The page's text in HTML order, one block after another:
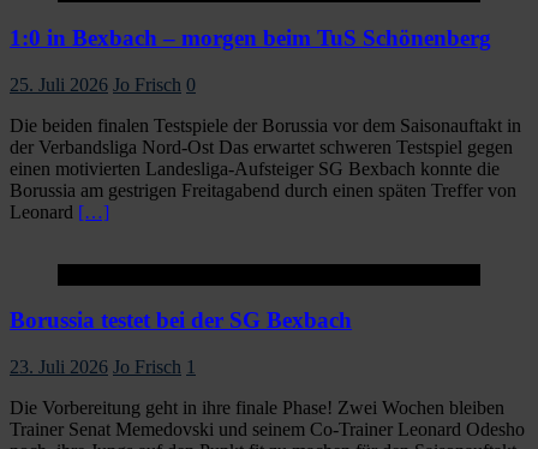
1:0 in Bexbach – morgen beim TuS Schönenberg
25. Juli 2026 Jo Frisch 0
Die beiden finalen Testspiele der Borussia vor dem Saisonauftakt in
der Verbandsliga Nord-Ost Das erwartet schweren Testspiel gegen
einen motivierten Landesliga-Aufsteiger SG Bexbach konnte die
Borussia am gestrigen Freitagabend durch einen späten Treffer von
Leonard […]
Borussia testet bei der SG Bexbach
23. Juli 2026 Jo Frisch 1
Die Vorbereitung geht in ihre finale Phase! Zwei Wochen bleiben
Trainer Senat Memedovski und seinem Co-Trainer Leonard Odesho